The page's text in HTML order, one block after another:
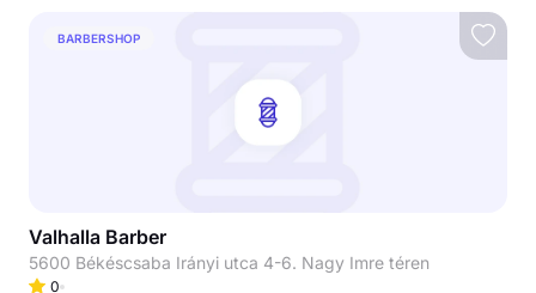
BARBERSHOP
Valhalla Barber
5600 Békéscsaba Irányi utca 4-6. Nagy Imre téren
0